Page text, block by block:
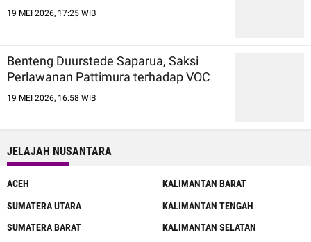
19 MEI 2026, 17:25 WIB
Benteng Duurstede Saparua, Saksi
Perlawanan Pattimura terhadap VOC
19 MEI 2026, 16:58 WIB
JELAJAH NUSANTARA
ACEH
SUMATERA UTARA
SUMATERA BARAT
KALIMANTAN BARAT
KALIMANTAN TENGAH
KALIMANTAN SELATAN